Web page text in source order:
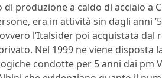
di produzione a caldo di acciaio
era in attività sin dagli anni
l’Italsider poi acquistata dal
Nel 1999 ne viene disposta
condotte per 5 anni dai pm